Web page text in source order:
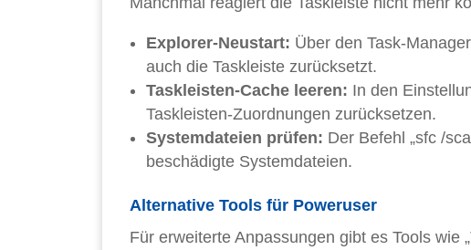
Explorer-Neustart: Über den Task-
auch die Taskleiste zurücksetzt.
Taskleisten-Cache leeren: In den
Taskleisten-Zuordnungen zurücksetzen.
Systemdateien prüfen: Der Befehl „sfc /
beschädigte Systemdateien.
Alternative Tools für Poweruser
Für erweiterte Anpassungen gibt es Tools wie